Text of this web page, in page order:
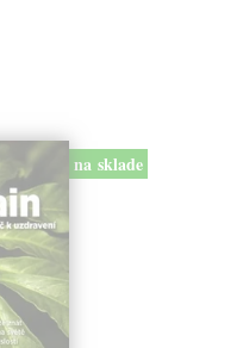
na sklade